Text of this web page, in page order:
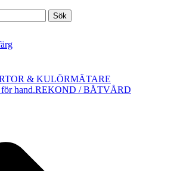
& KULÖRMÄTARE
REKOND / BÅTVÅRD